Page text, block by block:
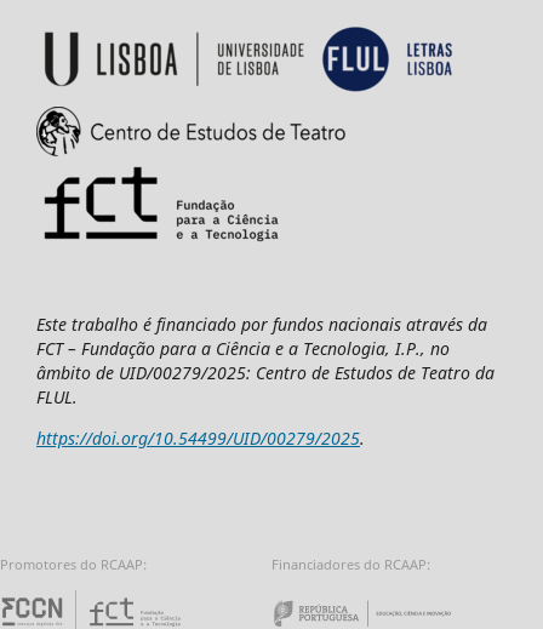
Este trabalho é financiado por fundos nacionais através da
FCT – Fundação para a Ciência e a Tecnologia, I.P., no
âmbito de UID/00279/2025: Centro de Estudos de Teatro da
FLUL.
https://doi.org/10.54499/UID/00279/2025.
Promotores do RCAAP:
Fundação para a Ciência e a Tecnologia -
Financiadores do RCAAP: